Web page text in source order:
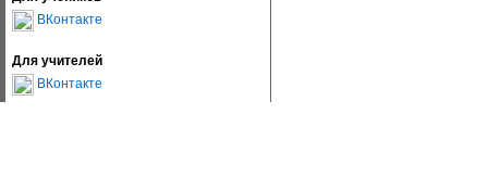
ВКонтакте
Для учителей
ВКонтакте